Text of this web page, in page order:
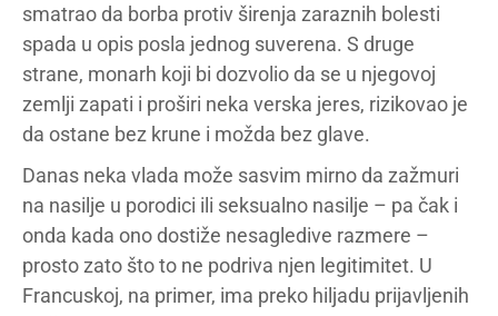
smatrao da borba protiv širenja zaraznih bolesti
spada u opis posla jednog suverena. S druge
strane, monarh koji bi dozvolio da se u njegovoj
zemlji zapati i proširi neka verska jeres, rizikovao je
da ostane bez krune i možda bez glave.
Danas neka vlada može sasvim mirno da zažmuri
na nasilje u porodici ili seksualno nasilje – pa čak i
onda kada ono dostiže nesagledive razmere –
prosto zato što to ne podriva njen legitimitet. U
Francuskoj, na primer, ima preko hiljadu prijavljenih